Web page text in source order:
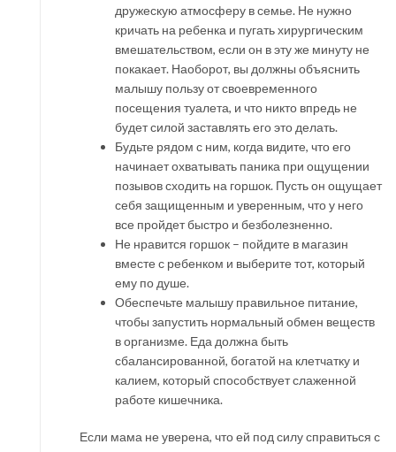
дружескую атмосферу в семье. Не нужно
кричать на ребенка и пугать хирургическим
вмешательством, если он в эту же минуту не
покакает. Наоборот, вы должны объяснить
малышу пользу от своевременного
посещения туалета, и что никто впредь не
будет силой заставлять его это делать.
Будьте рядом с ним, когда видите, что его
начинает охватывать паника при ощущении
позывов сходить на горшок. Пусть он ощущает
себя защищенным и уверенным, что у него
все пройдет быстро и безболезненно.
Не нравится горшок – пойдите в магазин
вместе с ребенком и выберите тот, который
ему по душе.
Обеспечьте малышу правильное питание,
чтобы запустить нормальный обмен веществ
в организме. Еда должна быть
сбалансированной, богатой на клетчатку и
калием, который способствует слаженной
работе кишечника.
Если мама не уверена, что ей под силу справиться с